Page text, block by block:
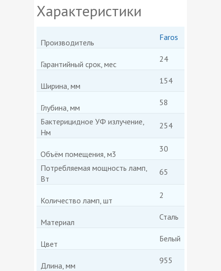
Характеристики
Производитель
Faros
Гарантийный срок, мес
24
Ширина, мм
154
Глубина, мм
58
Бактерицидное УФ излучение,
Нм
254
Объём помещения, м3
30
Потребляемая мощность ламп,
Вт
65
Количество ламп, шт
2
Материал
Сталь
Цвет
Белый
Длина, мм
955